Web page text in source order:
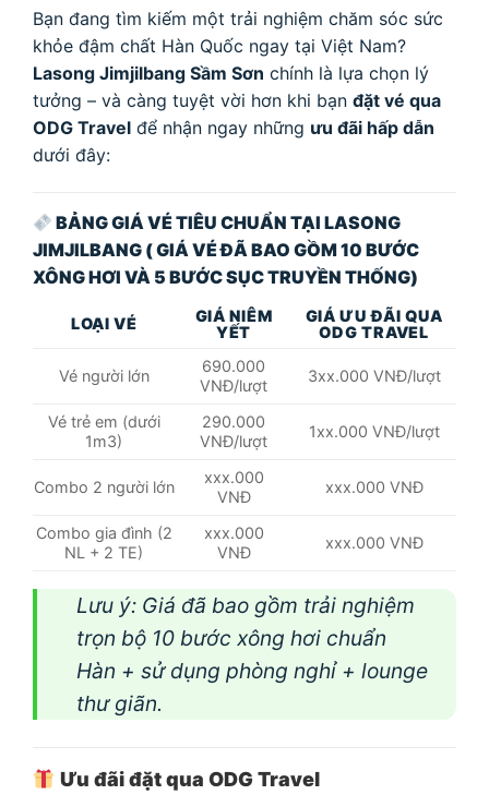
Bạn đang tìm kiếm một trải nghiệm chăm sóc sức
khỏe đậm chất Hàn Quốc ngay tại Việt Nam?
Lasong Jimjilbang Sầm Sơn chính là lựa chọn lý
tưởng – và càng tuyệt vời hơn khi bạn đặt vé qua
ODG Travel để nhận ngay những ưu đãi hấp dẫn
dưới đây:
BẢNG GIÁ VÉ TIÊU CHUẨN TẠI LASONG
JIMJILBANG ( GIÁ VÉ ĐÃ BAO GỒM 10 BƯỚC
XÔNG HƠI VÀ 5 BƯỚC SỤC TRUYỀN THỐNG)
LOẠI VÉ
GIÁ NIÊM
YẾT
GIÁ ƯU ĐÃI QUA
ODG TRAVEL
Vé người lớn
690.000
VNĐ/lượt
3xx.000 VNĐ/lượt
Vé trẻ em (dưới
1m3)
290.000
VNĐ/lượt
1xx.000 VNĐ/lượt
Combo 2 người lớn
xxx.000
VNĐ
xxx.000 VNĐ
Combo gia đình (2
NL + 2 TE)
xxx.000
VNĐ
xxx.000 VNĐ
Lưu ý: Giá đã bao gồm trải nghiệm
trọn bộ 10 bước xông hơi chuẩn
Hàn + sử dụng phòng nghỉ + lounge
thư giãn.
Ưu đãi đặt qua ODG Travel